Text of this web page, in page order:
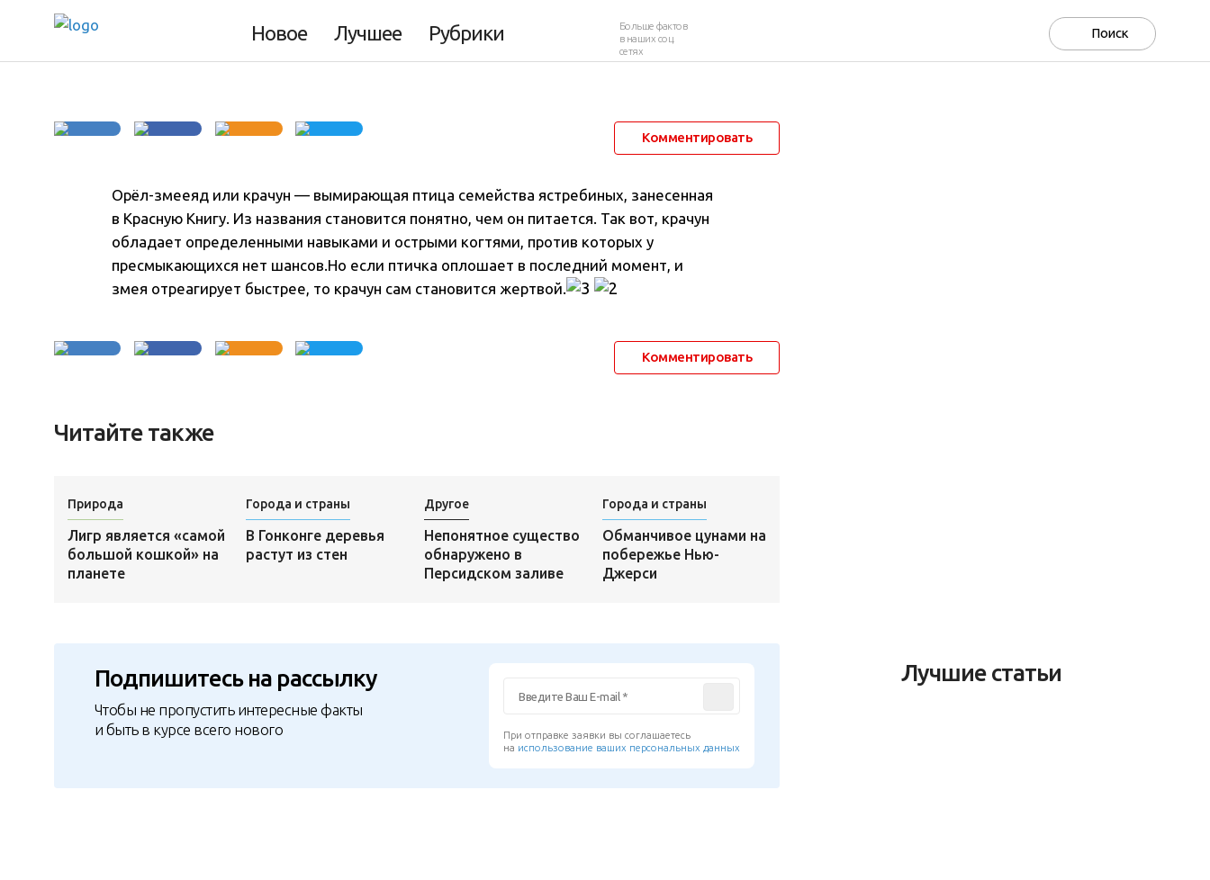
Новое Лучшее Рубрики
Больше фактов
в наших соц.
сетях
Комментировать
Орёл-змееяд или крачун — вымирающая птица семейства ястребиных, занесенная
в Красную Книгу. Из названия становится понятно, чем он питается. Так вот, крачун
обладает определенными навыками и острыми когтями, против которых у
пресмыкающихся нет шансов.Но если птичка оплошает в последний момент, и
змея отреагирует быстрее, то крачун сам становится жертвой.
Комментировать
Читайте также
Природа
Лигр является «самой
большой кошкой» на
планете
Города и страны
В Гонконге деревья
растут из стен
Другое
Непонятное существо
обнаружено в
Персидском заливе
Города и страны
Обманчивое цунами на
побережье Нью-
Джерси
Подпишитесь на рассылку
Чтобы не пропустить интересные факты
и быть в курсе всего нового
При отправке заявки вы соглашаетесь
на использование ваших персональных данных
Лучшие статьи